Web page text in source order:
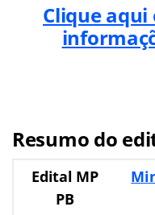
Clique aqui
Resumo do
Edital MP
PB